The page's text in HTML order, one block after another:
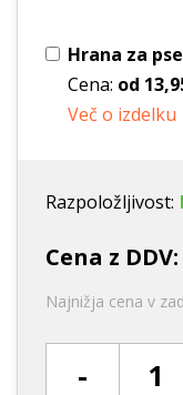
Hrana za
Cena: od
Več o izdelku
Razpoložljivost:
Cena z DDV:
Najnižja cena v
-